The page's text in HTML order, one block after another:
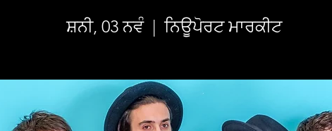
ਸ਼ਨੀ, 03 ਨਵੰ
  |
ਨਿਊਪੋਰਟ ਮਾਰਕੀਟ